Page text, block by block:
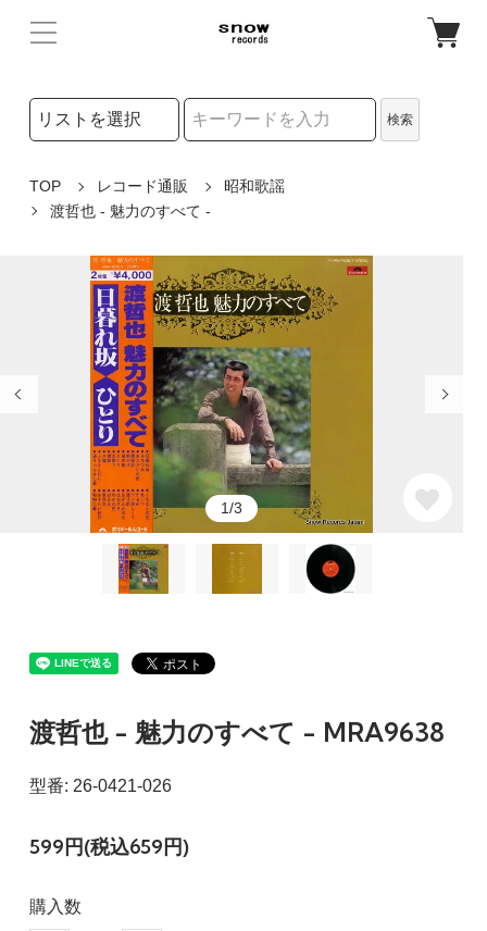
検索リストの選択
検索
TOP レコード通販
昭和歌謡
渡哲也 - 魅力のすべて -
1/3
渡哲也 - 魅力のすべて - MRA9638
型番: 26-0421-026
599円(税込659円)
購入数